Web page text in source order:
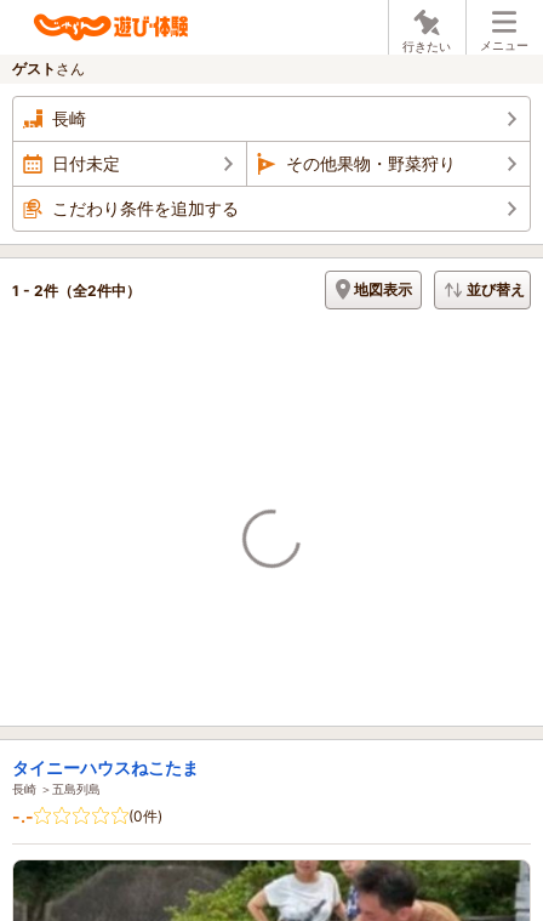
行きたい メニュー
ゲスト さん
長崎
日付未定 その他果物・野菜狩り
こだわり条件を追加する
1 - 2件（全2件中） 地図表示 並び替え
タイニーハウスねこたま
長崎 ＞五島列島
-.- (0件)